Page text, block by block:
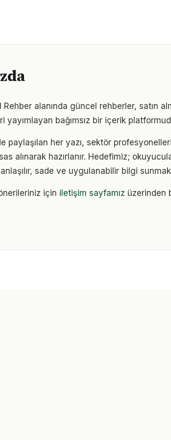
Rehber alanında güncel rehberler, satın
yayımlayan bağımsız bir içerik
paylaşılan her yazı, sektör
alınarak hazırlanır. Hedefimiz;
sade ve uygulanabilir bilgi
için iletişim sayfamız üzerinden